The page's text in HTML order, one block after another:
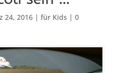
24, 2016| für Kids | 0